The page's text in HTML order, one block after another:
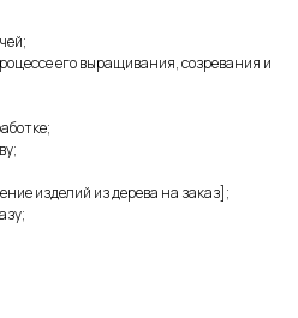
его выращивания, созревания и
изделий из дерева на заказ];